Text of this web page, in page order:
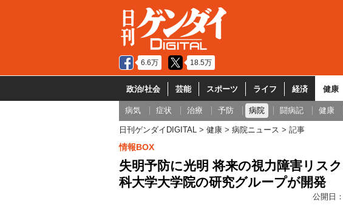
6.6万 18.5万
政治/社会 芸能 スポーツ ライフ 経済 健康
病気 症状 治療 予防 病院 闘病記 健康
日刊ゲンダイDIGITAL 健康 病院ニュース 記事
情報BOX
失明予防に光明 将来の視力障害リス
科大学大学院の研究グループが開発
公開日：